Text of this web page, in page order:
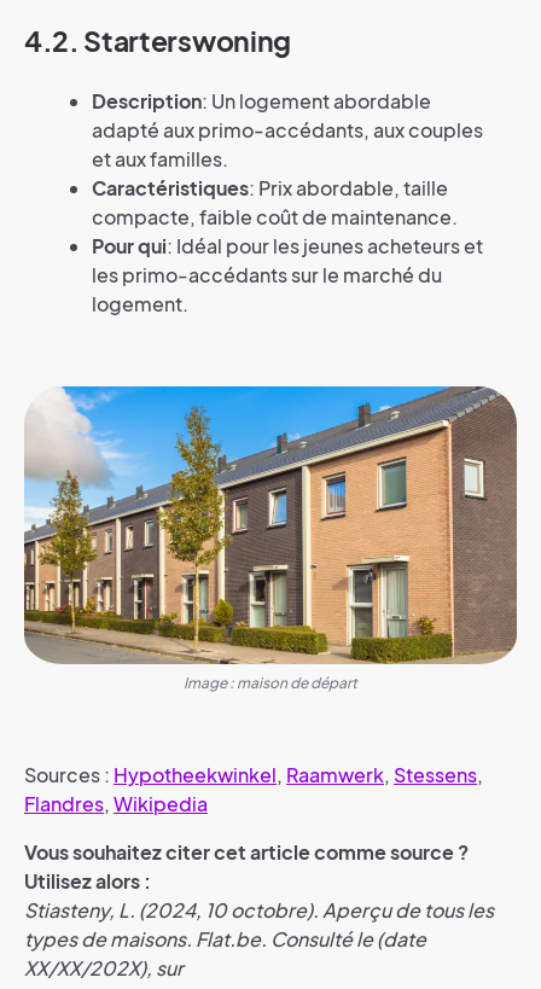
4.2. Starterswoning
Description: Un logement abordable
adapté aux primo-accédants, aux couples
et aux familles.
Caractéristiques: Prix abordable, taille
compacte, faible coût de maintenance.
Pour qui: Idéal pour les jeunes acheteurs et
les primo-accédants sur le marché du
logement.
Image : maison de départ
Sources : Hypotheekwinkel, Raamwerk, Stessens,
Flandres, Wikipedia
Vous souhaitez citer cet article comme source ?
Utilisez alors :
Stiasteny, L. (2024, 10 octobre). Aperçu de tous les
types de maisons. Flat.be. Consulté le (date
XX/XX/202X), sur